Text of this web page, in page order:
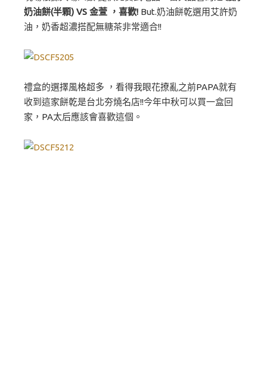
奶油餅(半顆) VS 金萱 ，喜歡! But.奶油餅乾選用艾許奶
油，奶香超濃搭配無糖茶非常適合!!
禮盒的選擇風格超多 ，看得我眼花撩亂之前PAPA就有
收到這家餅乾是台北夯燒名店!!今年中秋可以買一盒回
家，PA太后應該會喜歡這個。